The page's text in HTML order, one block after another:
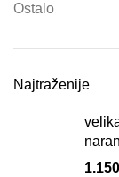
Ostalo
Najtraženije
1.150